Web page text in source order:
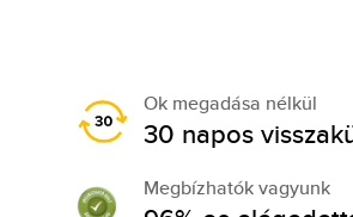
Ok megadása nélkül
30 napos
Megbízhatók vagyunk